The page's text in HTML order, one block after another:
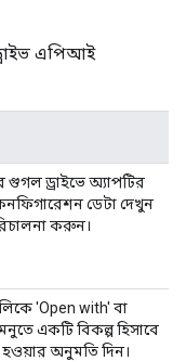
এপিআই
ড্রাইভে অ্যাপটির
ডেটা দেখুন
করুন।
'Open with' বা
একটি বিকল্প হিসাবে
হওয়ার অনুমতি দিন।